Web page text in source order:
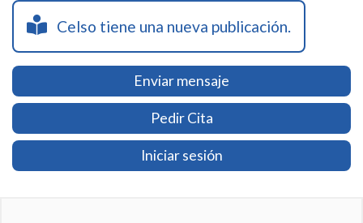
Celso tiene una nueva publicación.
Enviar mensaje
Pedir Cita
Iniciar sesión